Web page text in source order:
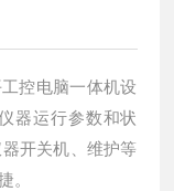
控电脑一体机设
器运行参数和状
开关机、维护等
。